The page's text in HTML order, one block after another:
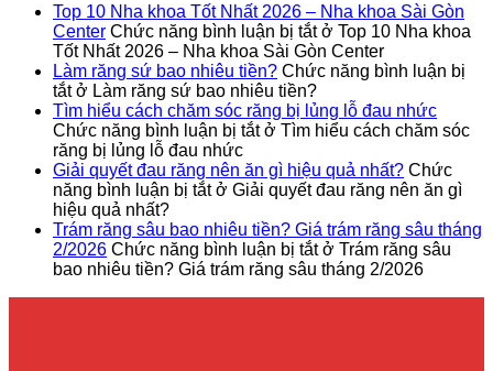
Top 10 Nha khoa Tốt Nhất 2026 – Nha khoa Sài Gòn
Center Chức năng bình luận bị tắtở Top 10 Nha khoa
Tốt Nhất 2026 – Nha khoa Sài Gòn Center
Làm răng sứ bao nhiêu tiền? Chức năng bình luận bị
tắtở Làm răng sứ bao nhiêu tiền?
Tìm hiểu cách chăm sóc răng bị lủng lỗ đau nhức
Chức năng bình luận bị tắtở Tìm hiểu cách chăm sóc
răng bị lủng lỗ đau nhức
Giải quyết đau răng nên ăn gì hiệu quả nhất? Chức
năng bình luận bị tắtở Giải quyết đau răng nên ăn gì
hiệu quả nhất?
Trám răng sâu bao nhiêu tiền? Giá trám răng sâu tháng
2/2026 Chức năng bình luận bị tắtở Trám răng sâu
bao nhiêu tiền? Giá trám răng sâu tháng 2/2026